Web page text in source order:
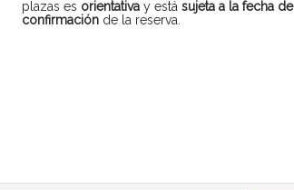
plazas es orientativay está sujeta a la fecha de
confirmaciónde la reserva.